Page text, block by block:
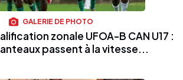
GALERIE DE PHOTO
zonale UFOA-B CAN U17 :
passent à la vitesse...